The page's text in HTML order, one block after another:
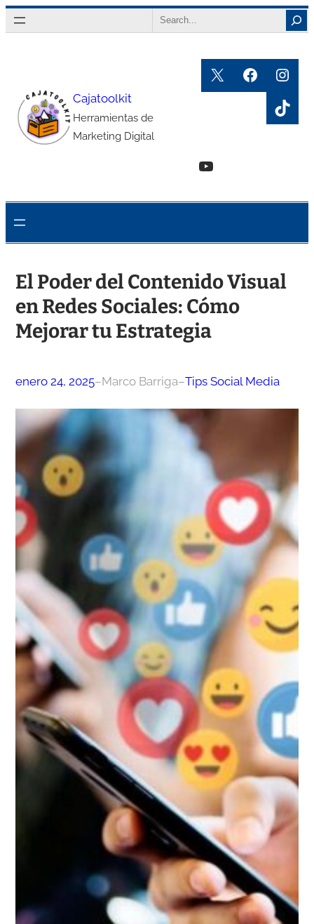
Saltar
al
Search
Cajatoolkit
Herramientas de
Marketing Digital
X
YouTube
El Poder del Contenido Visual
en Redes Sociales: Cómo
Mejorar tu Estrategia
enero 24, 2025–Marco Barriga–Tips Social Media